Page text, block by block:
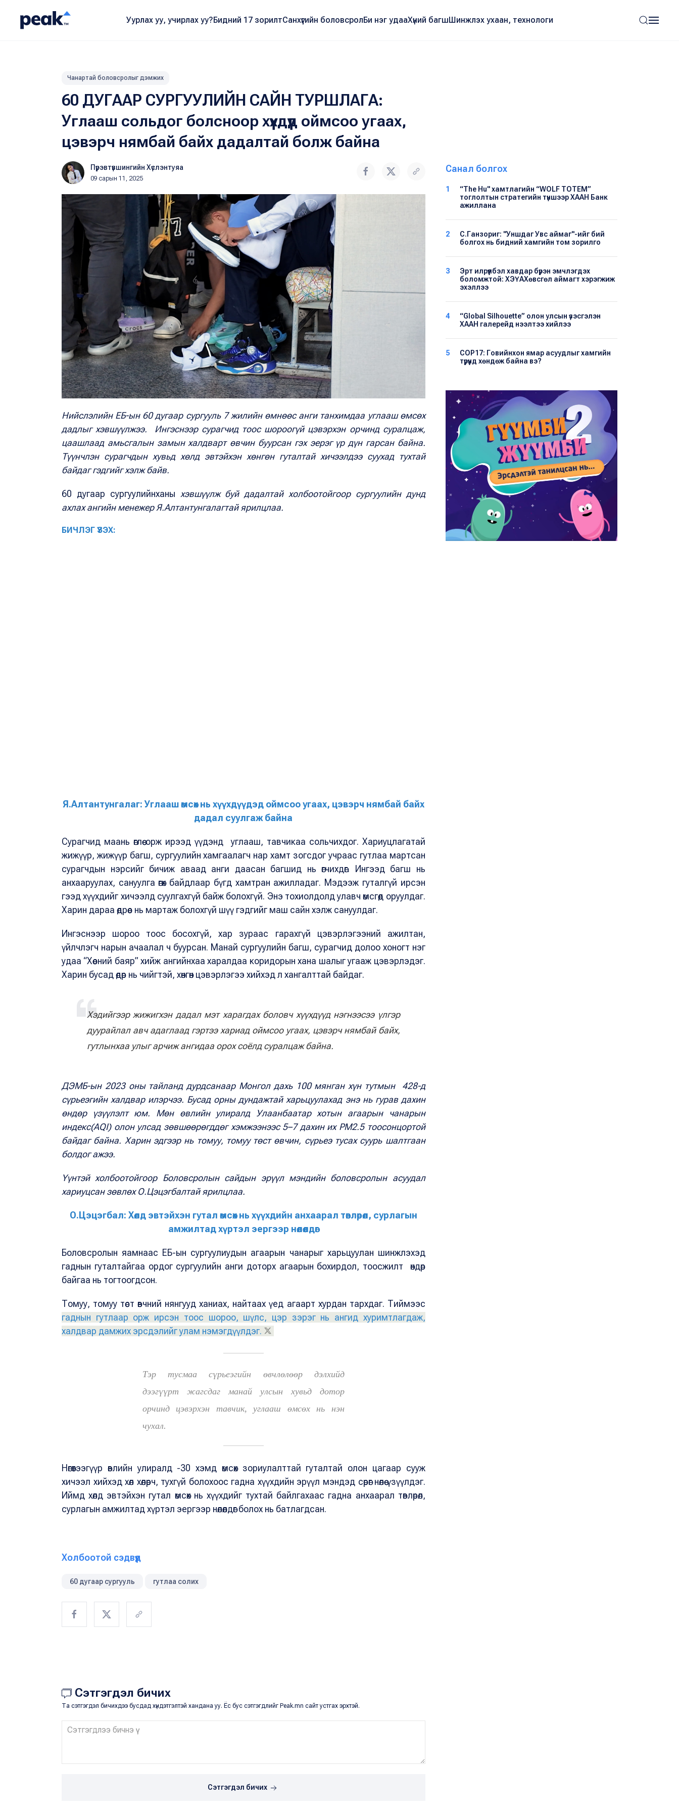
Уурлах уу, учирлах уу?Бидний 17 зорилтСанхүүгийн боловсролБи нэг удааХүний багшШинжлэх ухаан, технологи
Чанартай боловсролыг дэмжих
60 ДУГААР СУРГУУЛИЙН САЙН ТУРШЛАГА:
Углааш сольдог болсноор хүүхдүүд оймсоо угаах,
цэвэрч нямбай байх дадалтай болж байна
Пүрэвтүвшингийн Хүслэнтуяа
09 сарын 11, 2025
Нийслэлийн ЕБ-ын 60 дугаар сургууль 7 жилийн өмнөөс анги танхимдаа углааш өмсөх
дадлыг хэвшүүлжээ. Ингэснээр сурагчид тоос шороогүй цэвэрхэн орчинд суралцаж,
цаашлаад амьсгалын замын халдварт өвчин буурсан гэх эерэг үр дүн гарсан байна.
Түүнчлэн сурагчдын хувьд хөлд эвтэйхэн хөнгөн гуталтай хичээлдээ суухад тухтай
байдаггэдгийг хэлж байв.
60 дугаар сургуулийнханы хэвшүүлж буй дадалтай холбоотойгоор сургуулийн дунд
ахлах ангийн менежер Я.Алтантунгалагтай ярилцлаа.
БИЧЛЭГ ҮЗЭХ:
Я.Алтантунгалаг: Углааш өмсөх нь хүүхдүүдэд оймсоо угаах, цэвэрч нямбай байх
дадал суулгаж байна
Сурагчид маань өглөө орж ирээд үүдэнд углааш, тавчикаа сольчихдог. Хариуцлагатай
жижүүр, жижүүр багш, сургуулийн хамгаалагч нар хамт зогсдог учраас гутлаа мартсан
сурагчдын нэрсийг бичиж аваад анги даасан багшид нь өгчихдөг. Ингээд багш нь
анхааруулах, сануулга өгөх байдлаар бүгд хамтран ажилладаг. Мэдээж гуталгүй ирсэн
гээд хүүхдийг хичээлд суулгахгүй байж болохгүй. Энэ тохиолдолд улавч өмсгөөд оруулдаг.
Харин дараа өдрөөс нь мартаж болохгүй шүү гэдгийг маш сайн хэлж сануулдаг.
Ингэснээр шороо тоос босохгүй, хар зураас гарахгүй цэвэрлэгээний ажилтан,
үйлчлэгч нарын ачаалал ч буурсан. Манай сургуулийн багш, сурагчид долоо хоногт нэг
удаа “Хөөсний баяр” хийж ангийнхаа харалдаа коридорын хана шалыг угааж цэвэрлэдэг.
Харин бусад өдөр нь чийгтэй, хөнгөн цэвэрлэгээ хийхэд л хангалттай байдаг.
Хэдийгээр жижигхэн дадал мэт харагдах боловч хүүхдүүд нэгнээсээ үлгэр
дуурайлал авч адаглаад гэртээ хариад оймсоо угаах, цэвэрч нямбай байх,
гутлынхаа улыг арчиж ангидаа орох соёлд суралцаж байна.
ДЭМБ-ын 2023 оны тайланд дурдсанаар Монгол дахь 100 мянган хүн тутмын 428-д
сүрьеэгийн халдвар илэрчээ. Бусад орны дундажтай харьцуулахад энэ нь гурав дахин
өндөр үзүүлэлт юм. Мөн өвлийн улиралд Улаанбаатар хотын агаарын чанарын
индекс(AQI) олон улсад зөвшөөрөгддөг хэмжээнээс 5–7 дахин их PM2.5 тоосонцортой
байдаг байна. Харин эдгээр нь томуу, томуу төст өвчин, сүрьеэ тусах суурь шалтгаан
болдог ажээ.
Үүнтэй холбоотойгоор Боловсролын сайдын эрүүл мэндийн боловсролын асуудал
хариуцсан зөвлөх О.Цэцэгбалтай ярилцлаа.
О.Цэцэгбал: Хөлд эвтэйхэн гутал өмсөх нь хүүхдийн анхаарал төвлөрөл, сурлагын
амжилтад хүртэл эергээр нөлөөлдөг
Боловсролын яамнаас ЕБ-ын сургуулиудын агаарын чанарыг харьцуулан шинжлэхэд
гаднын гуталтайгаа ордог сургуулийн анги доторх агаарын бохирдол, тоосжилт өндөр
байгаа нь тогтоогдсон.
Томуу, томуу төст өвчний нянгууд ханиах, найтаах үед агаарт хурдан тархдаг. Тиймээс
гаднын гутлаар орж ирсэн тоос шороо, шүлс, цэр зэрэг нь ангид хуримтлагдаж,
халдвар дамжих эрсдэлийг улам нэмэгдүүлдэг.
Тэр тусмаа сүрьеэгийн өвчлөлөөр дэлхийд
дээгүүрт жагсдаг манай улсын хувьд дотор
орчинд цэвэрхэн тавчик, углааш өмсөх нь нэн
чухал.
Нөгөөтээгүүр өвлийн улиралд -30 хэмд өмсөх зориулалттай гуталтай олон цагаар сууж
хичээл хийхэд хөл хөлөрч, тухгүй болохоос гадна хүүхдийн эрүүл мэндэд сөрөг нөлөө үзүүлдэг.
Иймд хөлд эвтэйхэн гутал өмсөх нь хүүхдийг тухтай байлгахаас гадна анхаарал төвлөрөл,
сурлагын амжилтад хүртэл эергээр нөлөөлдөг болох нь батлагдсан.
Холбоотой сэдвүүд
60 дугаар сургууль гутлаа солих
Сэтгэгдэл бичих
Та сэтгэгдэл бичихдээ бусдад хүндэтгэлтэй хандана уу. Ёс бус сэтгэгдлийг Peak.mn сайт устгах эрхтэй.
Сэтгэгдэл бичих
Санал болгох
1
“The Hu" хамтлагийн “WOLF TOTEM”
тоглолтын стратегийн түншээр ХААН Банк
ажиллана
2
С.Ганзориг: "Уншдаг Увс аймаг"-ийг бий
болгох нь бидний хамгийн том зорилго
3
Эрт илрүүлбэл хавдар бүрэн эмчлэгдэх
боломжтой: ХЭҮА​Хөвсгөл аймагт хэрэгжиж
эхэллээ
4
“Global Silhouette” олон улсын үзэсгэлэн
ХААН галерейд нээлтээ хийлээ
5
COP17: Говийнхон ямар асуудлыг хамгийн
түрүүнд хөндөж байна вэ?